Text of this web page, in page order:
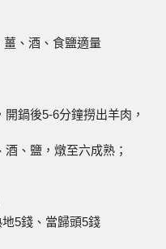
薑、酒、食鹽適量
鍋後5-6分鐘撈出羊肉，
、鹽，燉至六成熟；
5錢、當歸頭5錢